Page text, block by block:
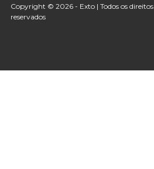
Copyright © 2026 - Exto | Todos os direitos
reservados